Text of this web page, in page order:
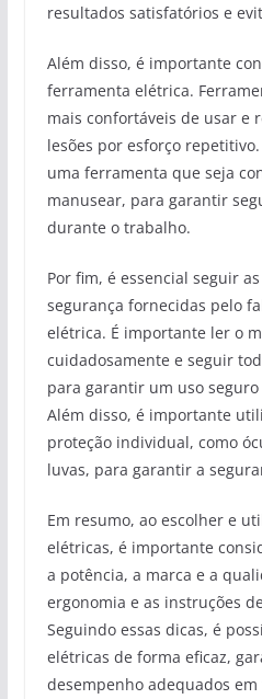
resultados satisfatórios e
Além disso, é importante
ferramenta elétrica.
mais confortáveis de usar e
lesões por esforço
uma ferramenta que seja
manusear, para garantir
durante o trabalho.
Por fim, é essencial seguir
segurança fornecidas pelo
elétrica. É importante ler o
cuidadosamente e seguir
para garantir um uso
Além disso, é importante
proteção individual, como
luvas, para garantir a
Em resumo, ao escolher e
elétricas, é importante
a potência, a marca e a
ergonomia e as instruções
Seguindo essas dicas, é
elétricas de forma eficaz,
desempenho adequados